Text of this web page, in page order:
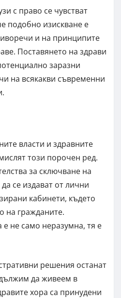
с право се чувстват
подобно изискване е
и на принципите
Поставянето на здрави
заразни
на всякакви съвременни
власти и здравните
този порочен ред.
за сключване на
се издават от лични
кабинети, където
на гражданите.
не само неразумна, тя е
решения останат
да живеем в
хора са принудени